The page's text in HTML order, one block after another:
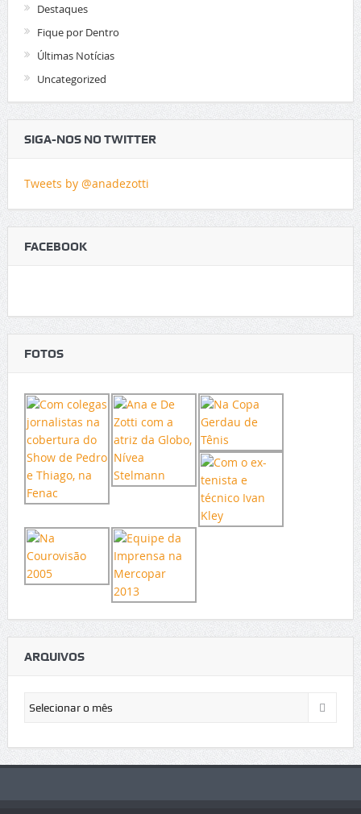
Destaques
Fique por Dentro
Últimas Notícias
Uncategorized
SIGA-NOS NO TWITTER
Tweets by @anadezotti
FACEBOOK
FOTOS
ARQUIVOS